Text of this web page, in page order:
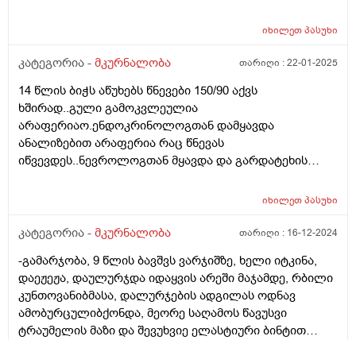
ანტისტრეპტოლისზინის მაღალი მაჩვენებელი
და ტკივილები ფეხებში-ზრდის ტკივილებად
რიგზეა.თუმცა მე მაინც მაწუხებს
ანტისტრეპტოლიზინის ეს მაჩვენებელი და როგორ
მოვიქცე? რა პროფილია ექიმი გვჭირდება? ვფიქრობ
ოტორალინგოლოგის კონსულტაციას თუმცა ყელი
ჩირქოვანი არ აქვს და არ ავადობს ხოლმე.გთხოვთ
ანტისტრეპტოლიზინის ეს მაჩვენებელი და სად ვეძიო
იხილეთპასუხი
კატეგორია - მკურნალობა თარიღი :22-01-2025
14 წლის ბიჭს აწუხებს წნევები 150/90 აქვს
ხშირად..გული გამოკვლეულია
არაფერიაო.ენდოკრინოლოგთან დამყავდა
ანალიზებით არაფერია რაც წნევას
იწვევდეს..ნევროლოგთან მყავდა და გარდატეხის
და რა იქნება მიზეზი ან რისი ექიმთან მივიყვანო
ჰიპერტენზიული .
იხილეთპასუხი
კატეგორია - მკურნალობა თარიღი : 16-12-2024
-გამარჯობა, 9 წლის ბავშვს ვარჯიშზე, ხელი იტკინა,
დაეჟეჟა, დაულურჯდა იდაყვის არეში მაჯამდე, რბილი
კუნთოვანიბმასა, დალურჯების ადგილას ოდნავ
ამობურცულიბქონდა, მეორე საღამოს წავუსვი
ტრაუმელის მაზი და შევუხვიე ელასტიური ბინტით